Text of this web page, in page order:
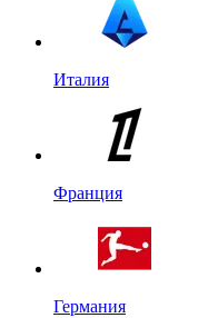
Италия
Франция
Германия